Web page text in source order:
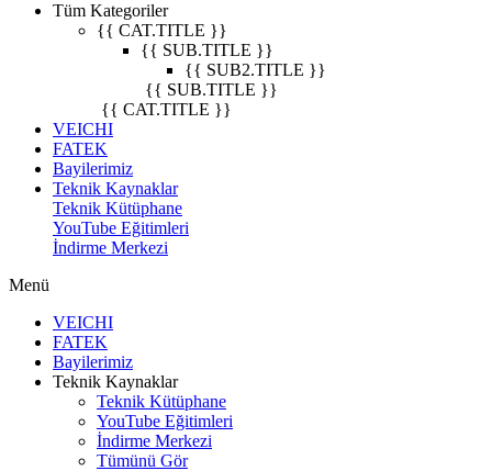
Tüm Kategoriler
{{ CAT.TITLE }}
{{ SUB.TITLE }}
{{ SUB2.TITLE }}
{{ SUB.TITLE }}
{{ CAT.TITLE }}
VEICHI
FATEK
Bayilerimiz
Teknik Kaynaklar
Teknik Kütüphane
YouTube Eğitimleri
İndirme Merkezi
Menü
VEICHI
FATEK
Bayilerimiz
Teknik Kaynaklar
Teknik Kütüphane
YouTube Eğitimleri
İndirme Merkezi
Tümünü Gör